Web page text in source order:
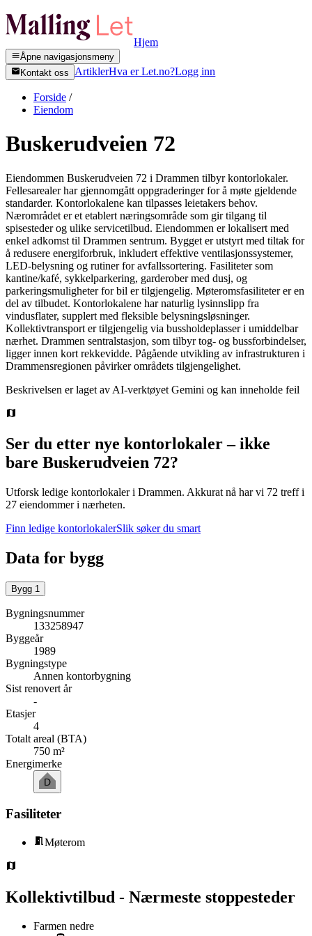
Hjem
Åpne navigasjonsmeny
Kontakt oss
ArtiklerHva er Let.no?Logg inn
Forside /
Eiendom
Buskerudveien 72
Eiendommen Buskerudveien 72 i Drammen tilbyr kontorlokaler.
Fellesarealer har gjennomgått oppgraderinger for å møte gjeldende
standarder. Kontorlokalene kan tilpasses leietakers behov.
Nærområdet er et etablert næringsområde som gir tilgang til
spisesteder og ulike servicetilbud. Eiendommen er lokalisert med
enkel adkomst til Drammen sentrum. Bygget er utstyrt med tiltak for
å redusere energiforbruk, inkludert effektive ventilasjonssystemer,
LED-belysning og rutiner for avfallssortering. Fasiliteter som
kantine/kafé, sykkelparkering, garderober med dusj, og
parkeringsmuligheter for bil er tilgjengelig. Møteromsfasiliteter er en
del av tilbudet. Kontorlokalene har naturlig lysinnslipp fra
vindusflater, supplert med fleksible belysningsløsninger.
Kollektivtransport er tilgjengelig via bussholdeplasser i umiddelbar
nærhet. Drammen sentralstasjon, som tilbyr tog- og bussforbindelser,
ligger innen kort rekkevidde. Pågående utvikling av infrastrukturen i
Drammensregionen påvirker områdets tilgjengelighet.
Beskrivelsen er laget av AI-verktøyet Gemini og kan inneholde feil
Ser du etter nye kontorlokaler – ikke
bare Buskerudveien 72?
Utforsk ledige kontorlokaler i Drammen. Akkurat nå har vi 72 treff i
27 eiendommer i nærheten.
Finn ledige kontorlokalerSlik søker du smart
Data for bygg
Bygg 1
Bygningsnummer
133258947
Byggeår
1989
Bygningstype
Annen kontorbygning
Sist renovert år
-
Etasjer
4
Totalt areal (BTA)
750 m²
Energimerke
D
Fasiliteter
Møterom
Kollektivtilbud - Nærmeste stoppesteder
Farmen nedre